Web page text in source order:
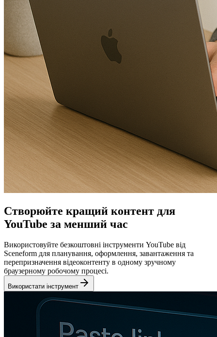
Створюйте кращий контент для
YouTube за менший час
Використовуйте безкоштовні інструменти YouTube від
Sceneform для планування, оформлення, завантаження та
перепризначення відеоконтенту в одному зручному
браузерному робочому процесі.
Використати інструмент